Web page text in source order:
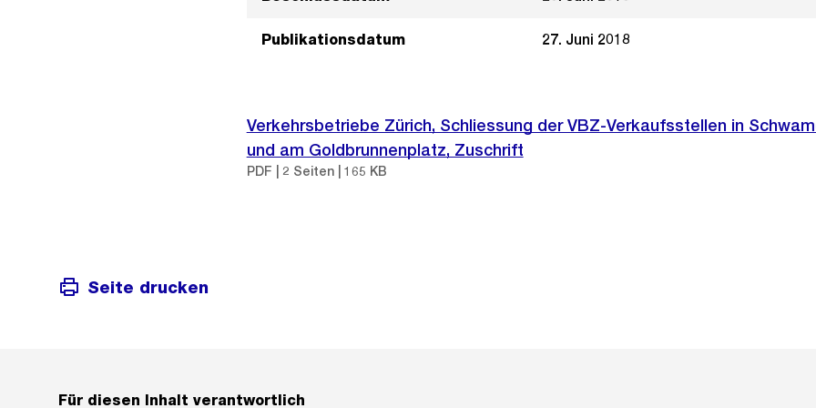
Publikationsdatum 27. Juni 2018
Verkehrsbetriebe Zürich, Schliessung der VBZ-Verkaufsstellen in
und am Goldbrunnenplatz, Zuschrift
PDF | 2 Seiten | 165 KB
Seite drucken
Für diesen Inhalt verantwortlich